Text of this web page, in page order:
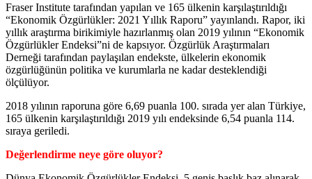
Fraser Institute tarafından yapılan ve 165 ülkenin karşılaştırıldığı
“Ekonomik Özgürlükler: 2021 Yıllık Raporu” yayınlandı. Rapor, iki
yıllık araştırma birikimiyle hazırlanmış olan 2019 yılının “Ekonomik
Özgürlükler Endeksi”ni de kapsıyor. Özgürlük Araştırmaları
Derneği tarafından paylaşılan endekste, ülkelerin ekonomik
özgürlüğünün politika ve kurumlarla ne kadar desteklendiği
ölçülüyor.
2018 yılının raporuna göre 6,69 puanla 100. sırada yer alan Türkiye,
165 ülkenin karşılaştırıldığı 2019 yılı endeksinde 6,54 puanla 114.
sıraya geriledi.
Değerlendirme neye göre oluyor?